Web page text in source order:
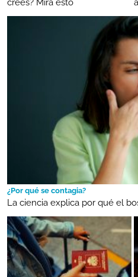
crees? Mira esto
¿Por qué se contagia?
La ciencia explica por qué el